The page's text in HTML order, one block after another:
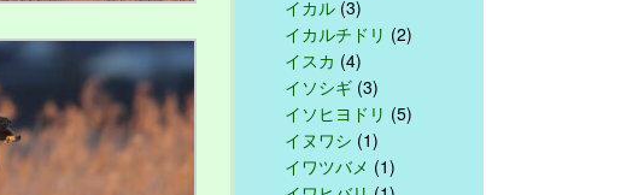
イカル (3)
イカルチドリ (2)
イスカ (4)
イソシギ (3)
イソヒヨドリ (5)
イヌワシ (1)
イワツバメ (1)